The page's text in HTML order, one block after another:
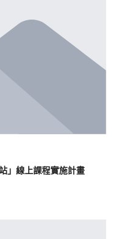
」線上課程實施計畫